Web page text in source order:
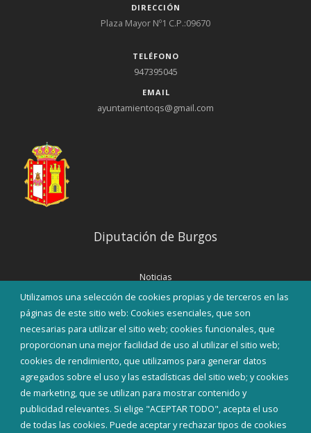
Utilizamos una selección de cookies propias y de terceros en las
páginas de este sitio web: Cookies esenciales, que son
necesarias para utilizar el sitio web; cookies funcionales, que
proporcionan una mejor facilidad de uso al utilizar el sitio web;
cookies de rendimiento, que utilizamos para generar datos
agregados sobre el uso y las estadísticas del sitio web; y cookies
de marketing, que se utilizan para mostrar contenido y
publicidad relevantes. Si elige "ACEPTAR TODO", acepta el uso
de todas las cookies. Puede aceptar y rechazar tipos de cookies
DIRECCIÓN
Plaza Mayor Nº1 C.P.:09670
TELÉFONO
947395045
EMAIL
ayuntamientoqs@gmail.com
Diputación de Burgos
Noticias
Eventos
Corporación Municipal
Teléfonos de interés
INICIAR SESIÓN
MAPA WEB